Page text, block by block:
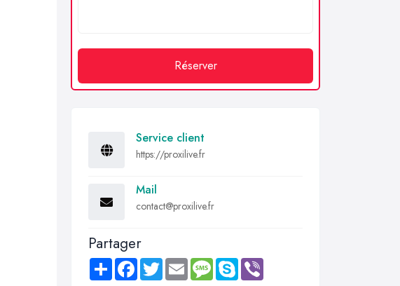
Réserver
Service client
https://proxilive.fr
Mail
contact@proxilive.fr
Partager
Share FacebookTwitter Email MessageSkype